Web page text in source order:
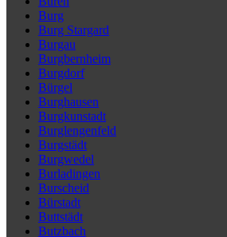
Burg
Burg Stargard
Burgau
Burgbernheim
Burgdorf
Bürgel
Burghausen
Burgkunstadt
Burglengenfeld
Burgstädt
Burgwedel
Burladingen
Burscheid
Bürstadt
Buttstädt
Butzbach